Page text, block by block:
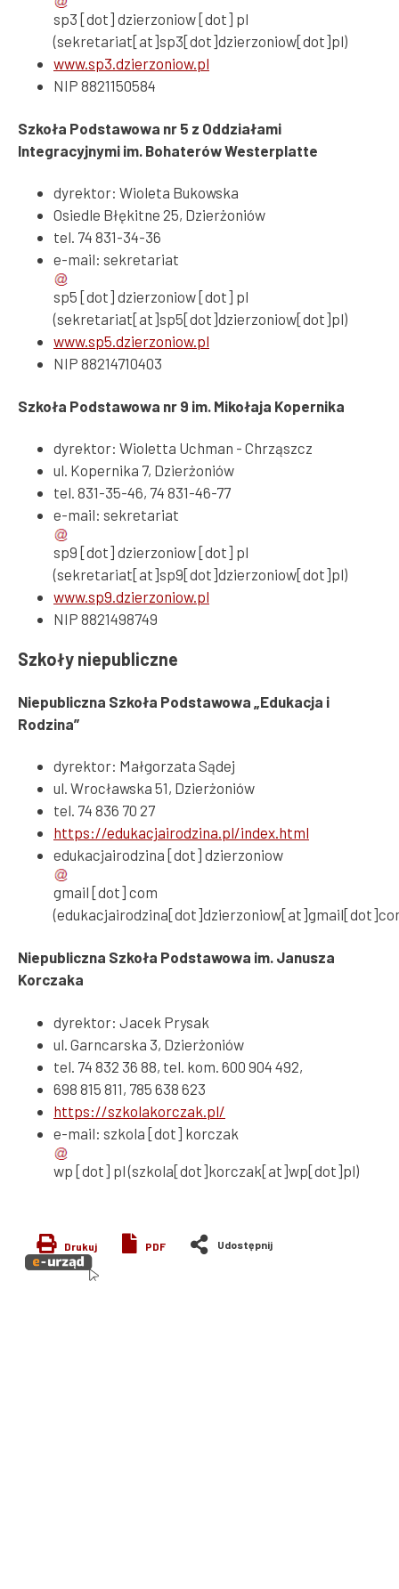
sp3 [dot] dzierzoniow[dot] pl
(sekretariat[at]sp3[dot]dzierzoniow[dot]pl)
www.sp3.dzierzoniow.pl
NIP 8821150584
Szkoła Podstawowa nr 5 z Oddziałami
Integracyjnymi im. Bohaterów Westerplatte
dyrektor: Wioleta Bukowska
Osiedle Błękitne 25, Dzierżoniów
tel. 74 831-34-36
e-mail: sekretariat
sp5 [dot] dzierzoniow [dot] pl
(sekretariat[at]sp5[dot]dzierzoniow[dot]pl)
www.sp5.dzierzoniow.pl
NIP 88214710403
Szkoła Podstawowa nr 9 im. Mikołaja Kopernika
dyrektor: Wioletta Uchman - Chrząszcz
ul. Kopernika 7, Dzierżoniów
tel. 831-35-46, 74 831-46-77
e-mail: sekretariat
sp9 [dot] dzierzoniow [dot] pl
(sekretariat[at]sp9[dot]dzierzoniow[dot]pl)
www.sp9.dzierzoniow.pl
NIP 8821498749
Szkoły niepubliczne
Niepubliczna Szkoła Podstawowa „Edukacja i
Rodzina”
dyrektor: Małgorzata Sądej
ul. Wrocławska 51, Dzierżoniów
tel. 74 836 70 27
https://edukacjairodzina.pl/index.html
edukacjairodzina [dot] dzierzoniow
gmail [dot] com
Niepubliczna Szkoła Podstawowa im. Janusza
Korczaka
dyrektor: Jacek Prysak
ul. Garncarska 3, Dzierżoniów
tel. 74 832 36 88, tel. kom. 600 904 492,
698 815 811, 785 638 623
https://szkolakorczak.pl/
e-mail: szkola [dot] korczak
wp [dot] pl(szkola[dot]korczak[at]wp[dot]pl)
Drukuj PDF